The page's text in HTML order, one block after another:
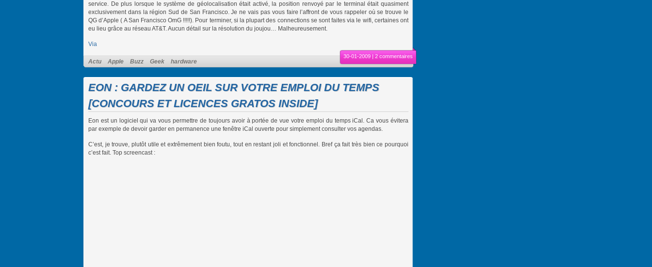
service. De plus lorsque le système de géolocalisation était activé, la position renvoyé par le terminal était quasiment
exclusivement dans la région Sud de San Francisco. Je ne vais pas vous faire l’affront de vous rappeler où se trouve le
QG d’Apple ( A San Francisco OmG !!!!!). Pour terminer, si la plupart des connections se sont faites via le wifi, certaines ont
eu lieu grâce au réseau AT&T. Aucun détail sur la résolution du joujou… Malheureusement.
Via
Actu Apple Buzz Geek hardware
30-01-2009 | 2 commentaires
EON : GARDEZ UN OEIL SUR VOTRE EMPLOI DU TEMPS
[CONCOURS ET LICENCES GRATOS INSIDE]
Eon est un logiciel qui va vous permettre de toujours avoir à portée de vue votre emploi du temps iCal. Ca vous évitera
par exemple de devoir garder en permanence une fenêtre iCal ouverte pour simplement consulter vos agendas.
C’est, je trouve, plutôt utile et extrêmement bien foutu, tout en restant joli et fonctionnel. Bref ça fait très bien ce pourquoi
c’est fait. Top screencast :